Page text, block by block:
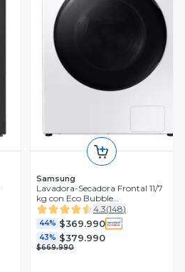
Samsung
Lavadora-Secadora Frontal 11/7
kg con Eco Bubble
WD11TA046BE/ZS
4.3(148)
44% $369.990
43% $379.990
$669.990